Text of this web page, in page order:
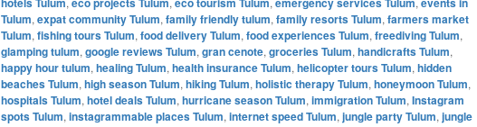
Tulum, expat community Tulum, family friendly tulum, family resorts Tulum, farmers market
Tulum, fishing tours Tulum, food delivery Tulum, food experiences Tulum, freediving Tulum,
glamping tulum, google reviews Tulum, gran cenote, groceries Tulum, handicrafts Tulum,
happy hour tulum, healing Tulum, health insurance Tulum, helicopter tours Tulum, hidden
beaches Tulum, high season Tulum, hiking Tulum, holistic therapy Tulum, honeymoon Tulum,
hospitals Tulum, hotel deals Tulum, hurricane season Tulum, immigration Tulum, Instagram
spots Tulum, instagrammable places Tulum, internet speed Tulum, jungle party Tulum, jungle